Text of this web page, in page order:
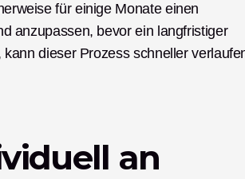
für einige Monate einen
anzupassen, bevor ein langfristiger
dieser Prozess schneller
an